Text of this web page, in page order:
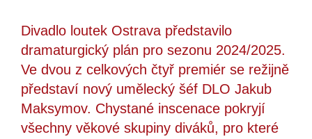
Divadlo loutek Ostrava představilo
dramaturgický plán pro sezonu 2024/2025.
Ve dvou z celkových čtyř premiér se režijně
představí nový umělecký šéf DLO Jakub
Maksymov. Chystané inscenace pokryjí
všechny věkové skupiny diváků, pro které